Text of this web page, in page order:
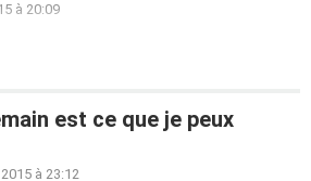
à 20:09
est ce que je peux
à 23:12